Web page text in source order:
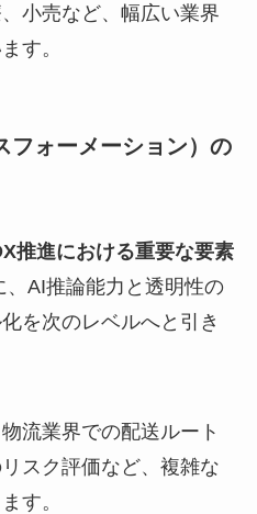
小売など、幅広い業界
す。
フォーメーション）の
推進における重要な要素
、AI推論能力と透明性の
を次のレベルへと引き
流業界での配送ルート
スク評価など、複雑な
す。